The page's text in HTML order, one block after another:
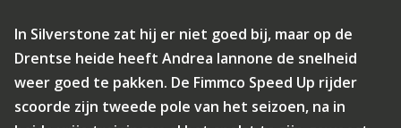
In Silverstone zat hij er niet goed bij, maar op de
Drentse heide heeft Andrea Iannone de snelheid
weer goed te pakken. De Fimmco Speed Up rijder
scoorde zijn tweede pole van het seizoen, na in